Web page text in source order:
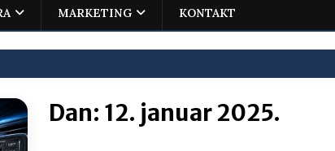
MARKETING KONTAKT
– istorijski uspjeh mladog Trebinjca na Međunarodnoj
Dan: 12. januar 2025.